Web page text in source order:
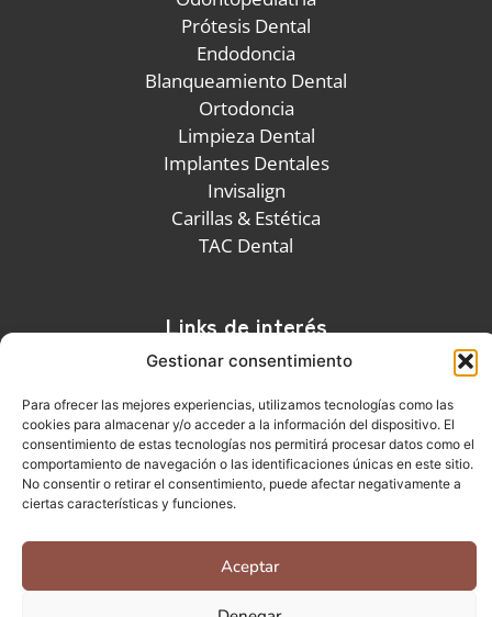
Gestionar consentimiento
Para ofrecer las mejores experiencias, utilizamos tecnologías como las
cookies para almacenar y/o acceder a la información del dispositivo. El
consentimiento de estas tecnologías nos permitirá procesar datos como el
comportamiento de navegación o las identificaciones únicas en este sitio.
No consentir o retirar el consentimiento, puede afectar negativamente a
ciertas características y funciones.
Aceptar
Prótesis Dental
Endodoncia
Blanqueamiento Dental
Ortodoncia
Limpieza Dental
Implantes Dentales
Invisalign
Carillas & Estética
TAC Dental
Links de interés
Política de privacidad
Política de cookies
Aviso legal
© Copyright 2025 123 FOR A SMILE – All Right Reserved